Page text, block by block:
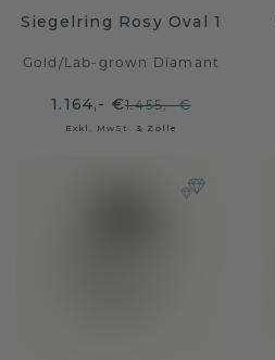
Siegelring Rosy Oval 1
Gold /Lab-grown Diamant
1.164,- €1.455,- €
Exkl. MwSt. & Zölle